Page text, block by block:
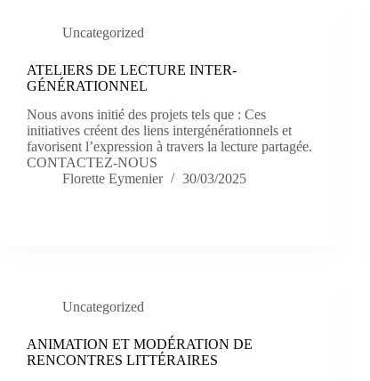
Uncategorized
ATELIERS DE LECTURE INTER-
GÉNÉRATIONNEL
Nous avons initié des projets tels que : Ces
initiatives créent des liens intergénérationnels et
favorisent l’expression à travers la lecture partagée.
CONTACTEZ-NOUS
Florette Eymenier
30/03/2025
Uncategorized
ANIMATION ET MODÉRATION DE
RENCONTRES LITTÉRAIRES